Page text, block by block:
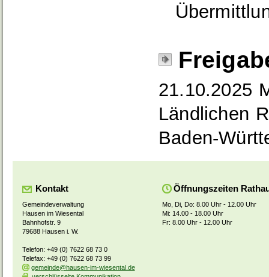
21.10.2025
Ländlichen
Baden-
Kontakt
Gemeindeverwaltung
Hausen im Wiesental
Bahnhofstr. 9
79688 Hausen i. W.
Telefon: +49 (0) 7622 68 73 0
Telefax: +49 (0) 7622 68 73 99
gemeinde@hausen-im-wiesental.de
Öffnungszeiten
Mo, Di, Do: 8.00 Uhr - 12.00 Uhr
Mi: 14.00 - 18.00 Uhr
Fr: 8.00 Uhr - 12.00 Uhr